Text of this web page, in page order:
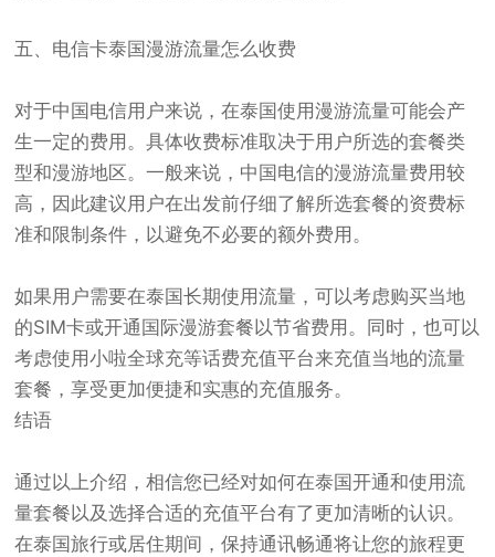
五、电信卡泰国漫游流量怎么收费
对于中国电信用户来说，在泰国使用漫游流量可能会产
生一定的费用。具体收费标准取决于用户所选的套餐类
型和漫游地区。一般来说，中国电信的漫游流量费用较
高，因此建议用户在出发前仔细了解所选套餐的资费标
准和限制条件，以避免不必要的额外费用。
如果用户需要在泰国长期使用流量，可以考虑购买当地
的SIM卡或开通国际漫游套餐以节省费用。同时，也可以
考虑使用小啦全球充等话费充值平台来充值当地的流量
套餐，享受更加便捷和实惠的充值服务。
结语
通过以上介绍，相信您已经对如何在泰国开通和使用流
量套餐以及选择合适的充值平台有了更加清晰的认识。
在泰国旅行或居住期间，保持通讯畅通将让您的旅程更